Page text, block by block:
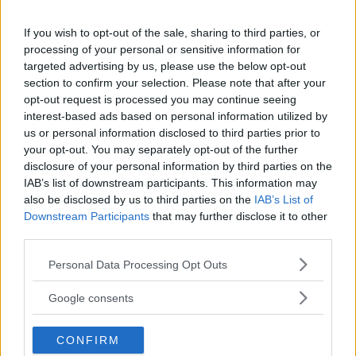
If you wish to opt-out of the sale, sharing to third parties, or
processing of your personal or sensitive information for
targeted advertising by us, please use the below opt-out
section to confirm your selection. Please note that after your
opt-out request is processed you may continue seeing
interest-based ads based on personal information utilized by
us or personal information disclosed to third parties prior to
your opt-out. You may separately opt-out of the further
disclosure of your personal information by third parties on the
IAB’s list of downstream participants. This information may
also be disclosed by us to third parties on the IAB’s List of
Downstream Participants that may further disclose it to other
Please note that this website/app uses one or more Google
not limited to your visit or usage behaviour. You may click to
use your data for below specified purposes in below Google
consent section.
Personal Data Processing Opt Outs
Google consents
CONFIRM
doverti adattare a misure standard: sono i
mobili che si adattano ai tuoi spazi e alle tue
esigenze.
Novamobili, ad esempio, ha fatto della
customizzazione il proprio punto di forza. Ogni
elemento – dall’armadio della camera da letto
alla madia del soggiorno – può essere
configurato scegliendo dimensioni, finiture,
colori e accessori interni. È un approccio che
trasforma l’acquisto di un mobile in un vero
progetto su misura, pensato per durare e per
rispondere esattamente a ciò di cui hai bisogno.